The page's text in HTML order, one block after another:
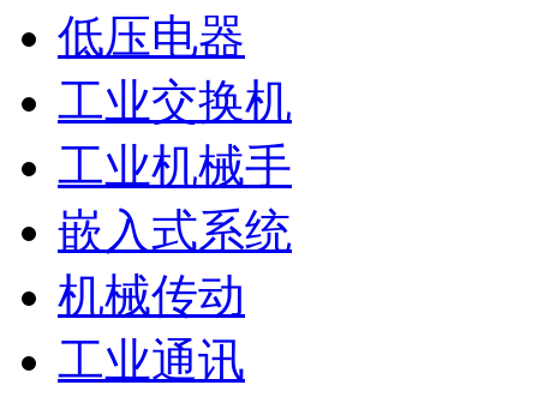
低压电器
工业交换机
工业机械手
嵌入式系统
机械传动
工业通讯